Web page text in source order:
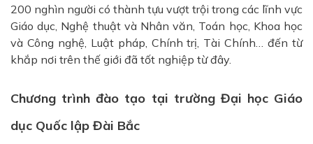
200 nghìn người có thành tựu vượt trội trong các lĩnh vực
Giáo dục, Nghệ thuật và Nhân văn, Toán học, Khoa học
và Công nghệ, Luật pháp, Chính trị, Tài Chính… đến từ
khắp nơi trên thế giới đã tốt nghiệp từ đây.
Chương trình đào tạo tại trường Đại học Giáo
dục Quốc lập Đài Bắc